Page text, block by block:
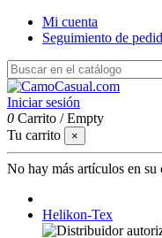
Mi cuenta
Seguimiento de
Iniciar sesión
0 Carrito /Empty
Tu carrito
×
No hay más artículos en su
Helikon-Tex